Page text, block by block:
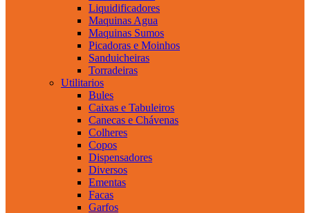
Liquidificadores
Maquinas Agua
Maquinas Sumos
Picadoras e Moinhos
Sanduicheiras
Torradeiras
Utilitarios
Bules
Caixas e Tabuleiros
Canecas e Chávenas
Colheres
Copos
Dispensadores
Diversos
Ementas
Facas
Garfos